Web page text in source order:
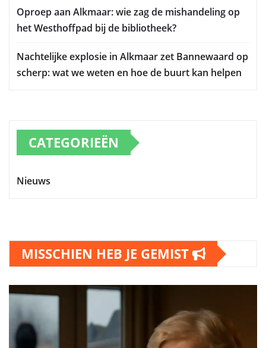
Oproep aan Alkmaar: wie zag de mishandeling op
het Westhoffpad bij de bibliotheek?
Nachtelijke explosie in Alkmaar zet Bannewaard op
scherp: wat we weten en hoe de buurt kan helpen
CATEGORIEËN
Nieuws
MISSCHIEN HEB JE GEMIST